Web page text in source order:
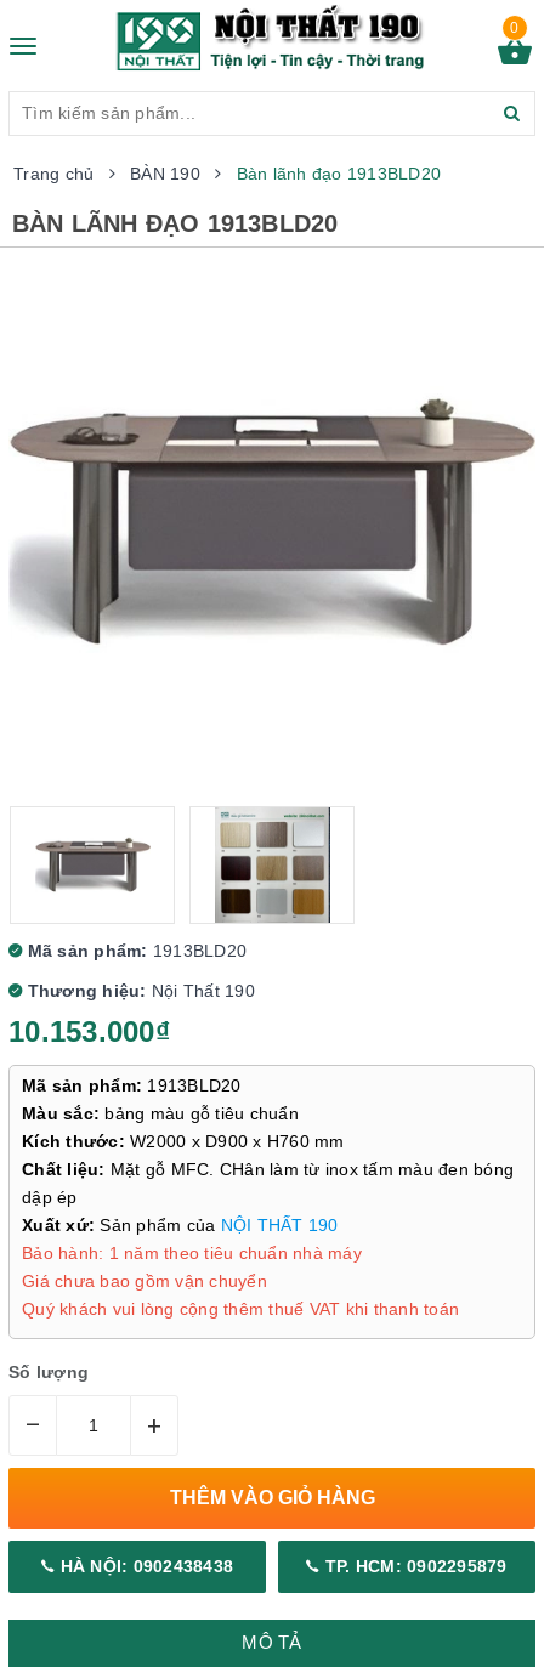
Toggle
0
Trang chủ BÀN 190 Bàn lãnh đạo 1913BLD20
BÀN LÃNH ĐẠO 1913BLD20
Mã sản phẩm: 1913BLD20
Thương hiệu: Nội Thất 190
10.153.000₫
Mã sản phẩm: 1913BLD20
Màu sắc: bảng màu gỗ tiêu chuẩn
Kích thước: W2000 x D900 x H760 mm
Chất liệu: Mặt gỗ MFC. CHân làm từ inox tấm màu đen bóng
dập ép
Xuất xứ: Sản phẩm của NỘI THẤT 190
Bảo hành: 1 năm theo tiêu chuẩn nhà máy
Giá chưa bao gồm vận chuyển
Quý khách vui lòng cộng thêm thuế VAT khi thanh toán
Số lượng
– +
THÊM VÀO GIỎ HÀNG
HÀ NỘI: 0902438438 TP. HCM: 0902295879
MÔ TẢ